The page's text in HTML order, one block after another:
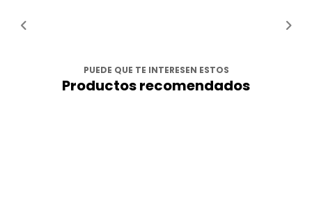
PUEDE QUE TE INTERESEN ESTOS
Productos recomendados